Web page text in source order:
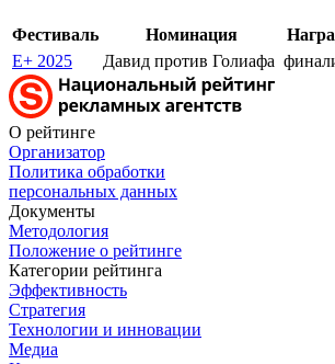
Фестиваль Номинация
E+ 2025
Давид против Голиафа
О рейтинге
Организатор
Политика обработки
персональных данных
Документы
Методология
Положение о рейтинге
Категории рейтинга
Эффективность
Стратегия
Технологии и инновации
Медиа